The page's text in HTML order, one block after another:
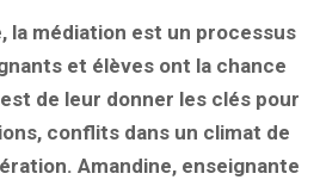
la médiation est un processus
et élèves ont la chance
de leur donner les clés pour
conflits dans un climat de
Amandine, enseignante